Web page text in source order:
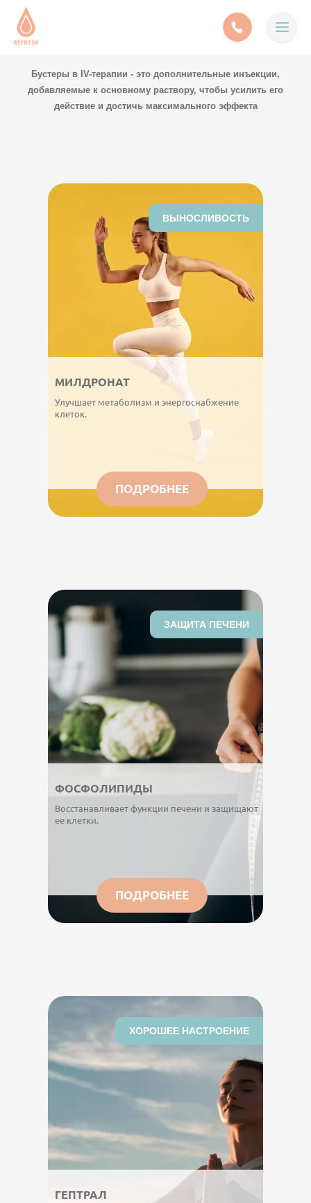
Бустеры в IV-терапии - это дополнительные инъекции,
добавляемые к основному раствору, чтобы усилить его
действие и достичь максимального эффекта
ВЫНОСЛИВОСТЬ
МИЛДРОНАТ
Улучшает метаболизм и энергоснабжение
клеток.
ПОДРОБНЕЕ
ЗАЩИТА ПЕЧЕНИ
ФОСФОЛИПИДЫ
Восстанавливает функции печени и защищают
ее клетки.
ПОДРОБНЕЕ
ХОРОШЕЕ НАСТРОЕНИЕ
ГЕПТРАЛ